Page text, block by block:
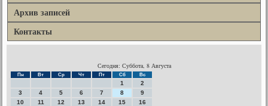
Архив записей
Контакты
Сегодня: Суббота, 8 Августа
Пн Вт Ср Чт Пт Сб Вс
1
2
3
4 5 6 7 8
9
10
11 12 13 14 15
16